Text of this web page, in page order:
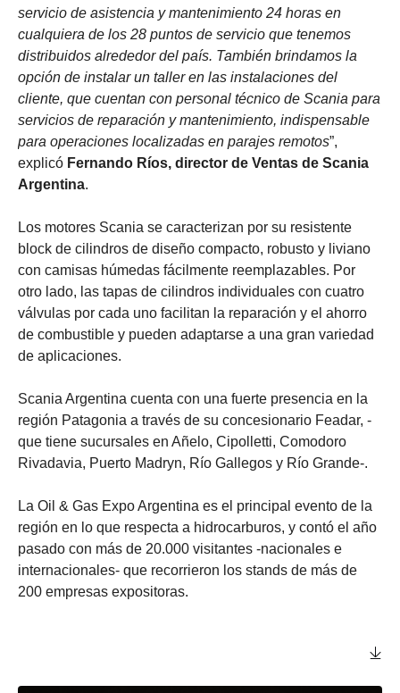
servicio de asistencia y mantenimiento 24 horas en
cualquiera de los 28 puntos de servicio que tenemos
distribuidos alrededor del país. También brindamos la
opción de instalar un taller en las instalaciones del
cliente, que cuentan con personal técnico de Scania para
servicios de reparación y mantenimiento, indispensable
para operaciones localizadas en parajes remotos”,
explicó Fernando Ríos, director de Ventas de Scania
Argentina.
Los motores Scania se caracterizan por su resistente
block de cilindros de diseño compacto, robusto y liviano
con camisas húmedas fácilmente reemplazables. Por
otro lado, las tapas de cilindros individuales con cuatro
válvulas por cada uno facilitan la reparación y el ahorro
de combustible y pueden adaptarse a una gran variedad
de aplicaciones.
Scania Argentina cuenta con una fuerte presencia en la
región Patagonia a través de su concesionario Feadar, -
que tiene sucursales en Añelo, Cipolletti, Comodoro
Rivadavia, Puerto Madryn, Río Gallegos y Río Grande-.
La Oil & Gas Expo Argentina es el principal evento de la
región en lo que respecta a hidrocarburos, y contó el año
pasado con más de 20.000 visitantes -nacionales e
internacionales- que recorrieron los stands de más de
200 empresas expositoras.